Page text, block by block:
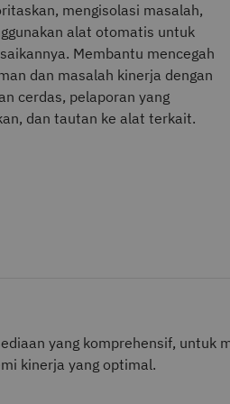
mengisolasi masalah,
alat otomatis untuk
Membantu mencegah
dan masalah kinerja dengan
cerdas, pelaporan yang
dan tautan ke alat terkait.
yang komprehensif, untuk
kinerja yang optimal.